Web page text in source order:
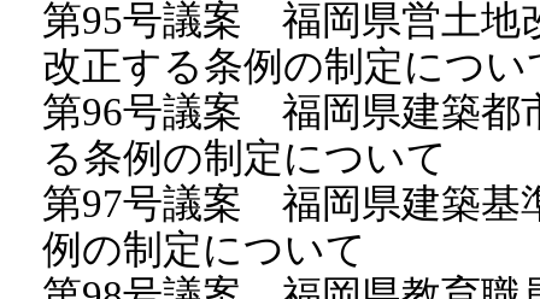
第95号議案 福岡県営土地
改正する条例の制定につい
第96号議案 福岡県建築都
る条例の制定について
第97号議案 福岡県建築基
例の制定について